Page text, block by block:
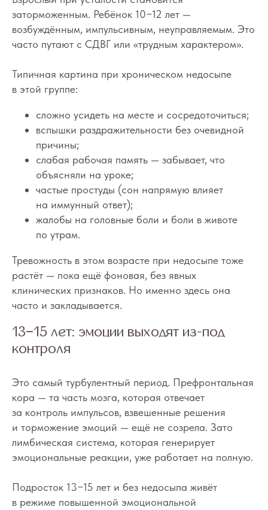
заторможенным. Ребёнок 10−12 лет —
возбуждённым, импульсивным, неуправляемым. Это
часто путают с СДВГ или «трудным характером».
Типичная картина при хроническом недосыпе
в этой группе:
сложно усидеть на месте и сосредоточиться;
вспышки раздражительности без очевидной
причины;
слабая рабочая память — забывает, что
объясняли на уроке;
частые простуды (сон напрямую влияет
на иммунный ответ);
жалобы на головные боли и боли в животе
по утрам.
Тревожность в этом возрасте при недосыпе тоже
растёт — пока ещё фоновая, без явных
клинических признаков. Но именно здесь она
часто и закладывается.
13−15 лет: эмоции выходят из-под
контроля
Это самый турбулентный период. Префронтальная
кора — та часть мозга, которая отвечает
за контроль импульсов, взвешенные решения
и торможение эмоций — ещё не созрела. Зато
лимбическая система, которая генерирует
эмоциональные реакции, уже работает на полную.
Подросток 13−15 лет и без недосыпа живёт
в режиме повышенной эмоциональной